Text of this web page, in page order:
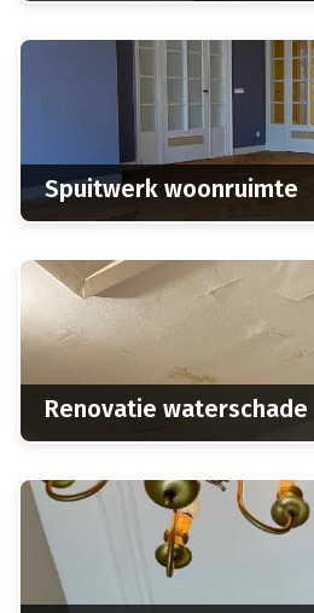
Spuitwerk woonruimte
Renovatie waterschade